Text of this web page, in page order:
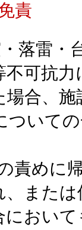
責
落雷・
不可抗
場合、
ついて
責めに
、また
におい